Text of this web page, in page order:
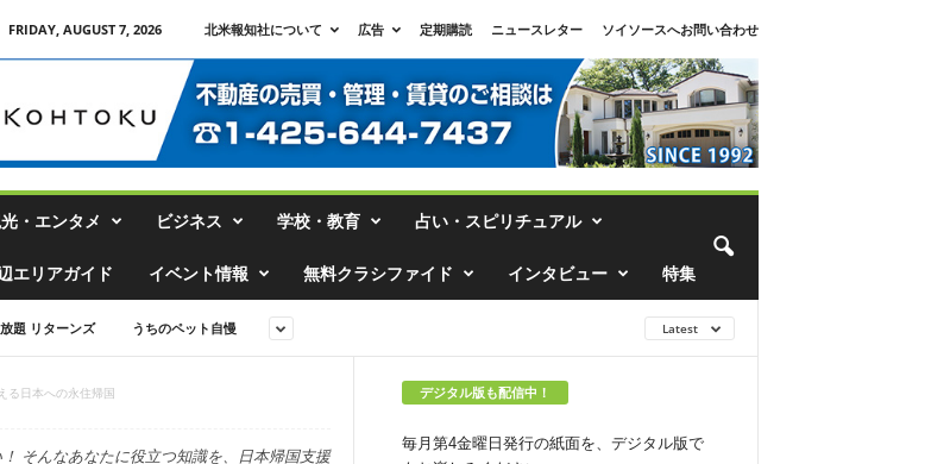
FRIDAY, AUGUST 7, 2026 北米報知社について 広告 定期購読 ニュースレター
ソイソースへお問い合わせ
・エンタメ ビジネス 学校・教育 占い・スピリチュアル
エリアガイド イベント情報 無料クラシファイド インタビュー 特集
題 リターンズ うちのペット自慢 Latest
る日本への永住帰国
そんなあなたに役立つ知識を、日本帰国支援
デジタル版も配信中！
毎月第4金曜日発行の紙面を、デジタル版で